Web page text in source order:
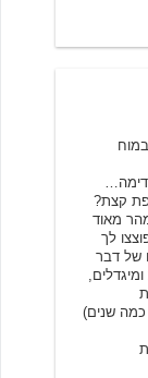
קצת?
מאוד
לך
של דבר
שנים)